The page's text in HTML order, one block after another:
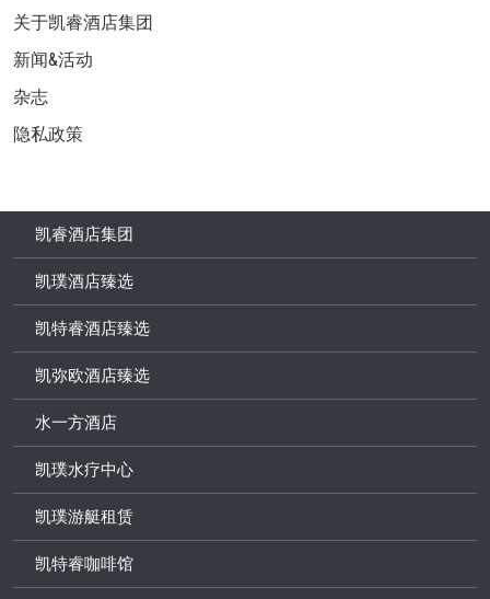
关于凯睿酒店集团
新闻&活动
杂志
隐私政策
凯睿酒店集团
凯璞酒店臻选
凯特睿酒店臻选
凯弥欧酒店臻选
水一方酒店
凯璞水疗中心
凯璞游艇租赁
凯特睿咖啡馆